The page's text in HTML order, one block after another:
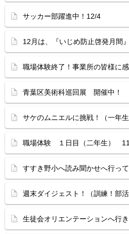
サッカー部躍進中！12/4
12月は、『いじめ防止啓発月間
職場体験終了！事業所の皆様に
青葉区美術科巡回展 開催中！
サケのムニエルに挑戦！（一年
職場体験 １日目（二年生）
すすき野小へ読み聞かせへ行っ
週末ダイジェスト！（訓練！部
生徒会オリエンテーションへ行